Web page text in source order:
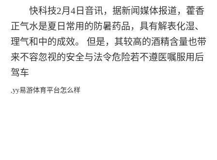
快科技2月4日音讯，据新闻媒体报道，藿香
正气水是夏日常用的防暑药品，具有解表化湿、
理气和中的成效。 但是，其较高的酒精含量也带
来不容忽视的安全与法令危险若不遵医嘱服用后
驾车
,yy易游体育平台怎么样